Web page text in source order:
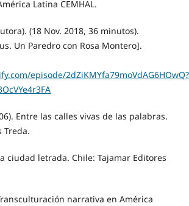
Latina CEMHAL.
(18 Nov. 2018, 36 minutos).
Un Paredro con Rosa Montero].
episode/2dZiKMYfa79moVdAG6HOwQ?
Entre las calles vivas de las palabras.
Treda.
ciudad letrada. Chile: Tajamar Editores
narrativa en América